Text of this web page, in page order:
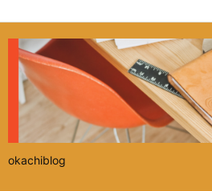
okachiblog